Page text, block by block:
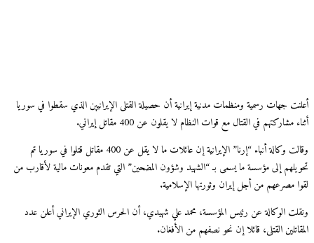
أعلنت جهات رسمية ومنظمات مدنية إيرانية أن حصيلة القتلى الإيرانيين الذي سقطوا في سوريا
أثناء مشاركتهم في القتال مع قوات النظام لا يقلون عن 400 مقاتل إيراني.
وقالت وكالة أنباء “إرنا” الإيرانية إن عائلات ما لا يقل عن 400 مقاتل قتلوا في سوريا تم
تحويلهم إلى مؤسسة ما يسمى بـ “الشهيد وشؤون المضحين” التي تقدم معونات مالية لأقارب من
لقوا مصرعهم من أجل إيران وثورتها الإسلامية.
ونقلت الوكالة عن رئيس المؤسسة، محمد علي شهيدي، أن الحرس الثوري الإيراني أعلن عدد
المقاتلين القتلى، قائلا إن نحو نصفهم من الأفغان.